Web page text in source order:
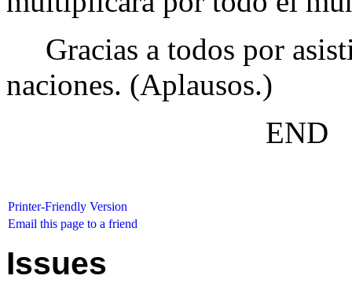
Gracias a todos por
naciones. (Aplausos.)
END
Printer-Friendly Version
Email this page to a friend
Issues